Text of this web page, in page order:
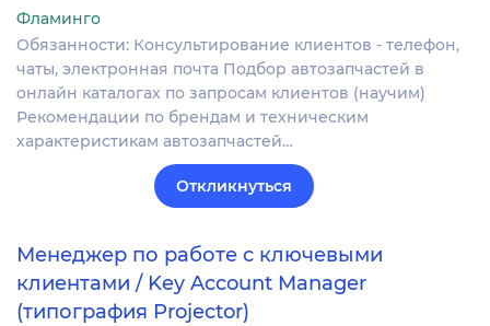
Фламинго
Обязанности: Консультирование клиентов - телефон,
чаты, электронная почта Подбор автозапчастей в
онлайн каталогах по запросам клиентов (научим)
Рекомендации по брендам и техническим
характеристикам автозапчастей…
Откликнуться
Менеджер по работе с ключевыми
клиентами / Key Account Manager
(типография Projector)